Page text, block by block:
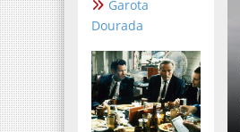
Garota
Dourada